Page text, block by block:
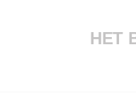
НЕТ